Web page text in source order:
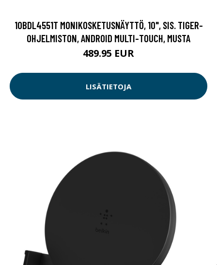
10BDL4551T MONIKOSKETUSNÄYTTÖ, 10", SIS. TIGER-
OHJELMISTON, ANDROID MULTI-TOUCH, MUSTA
489.95 EUR
LISÄTIETOJA